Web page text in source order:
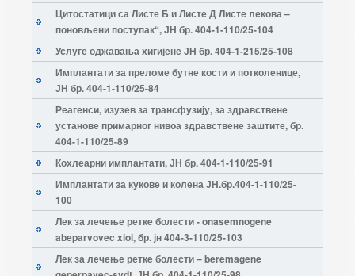
Цитостатици са Листе Б и Листе Д Листе лекова –
поновљени поступак“, ЈН бр. 404-1-110/25-104
Услуге оджавања хигијене ЈН бр. 404-1-215/25-108
Имплантати за преломе бутне кости и потколенице,
ЈН бр. 404-1-110/25-84
Реагенси, изузев за трансфузију, за здравствене
установе примарног нивоа здравствене заштите, бр.
404-1-110/25-89
Кохлеарни имплантати, ЈН бр. 404-1-110/25-91
Имплантати за кукове и колена ЈН.бр.404-1-110/25-
100
Лек за лечење реткe болести - onasemnogene
abeparvovec xioi, бр. јн 404-3-110/25-103
Лек за лечење реткe болести – beremagene